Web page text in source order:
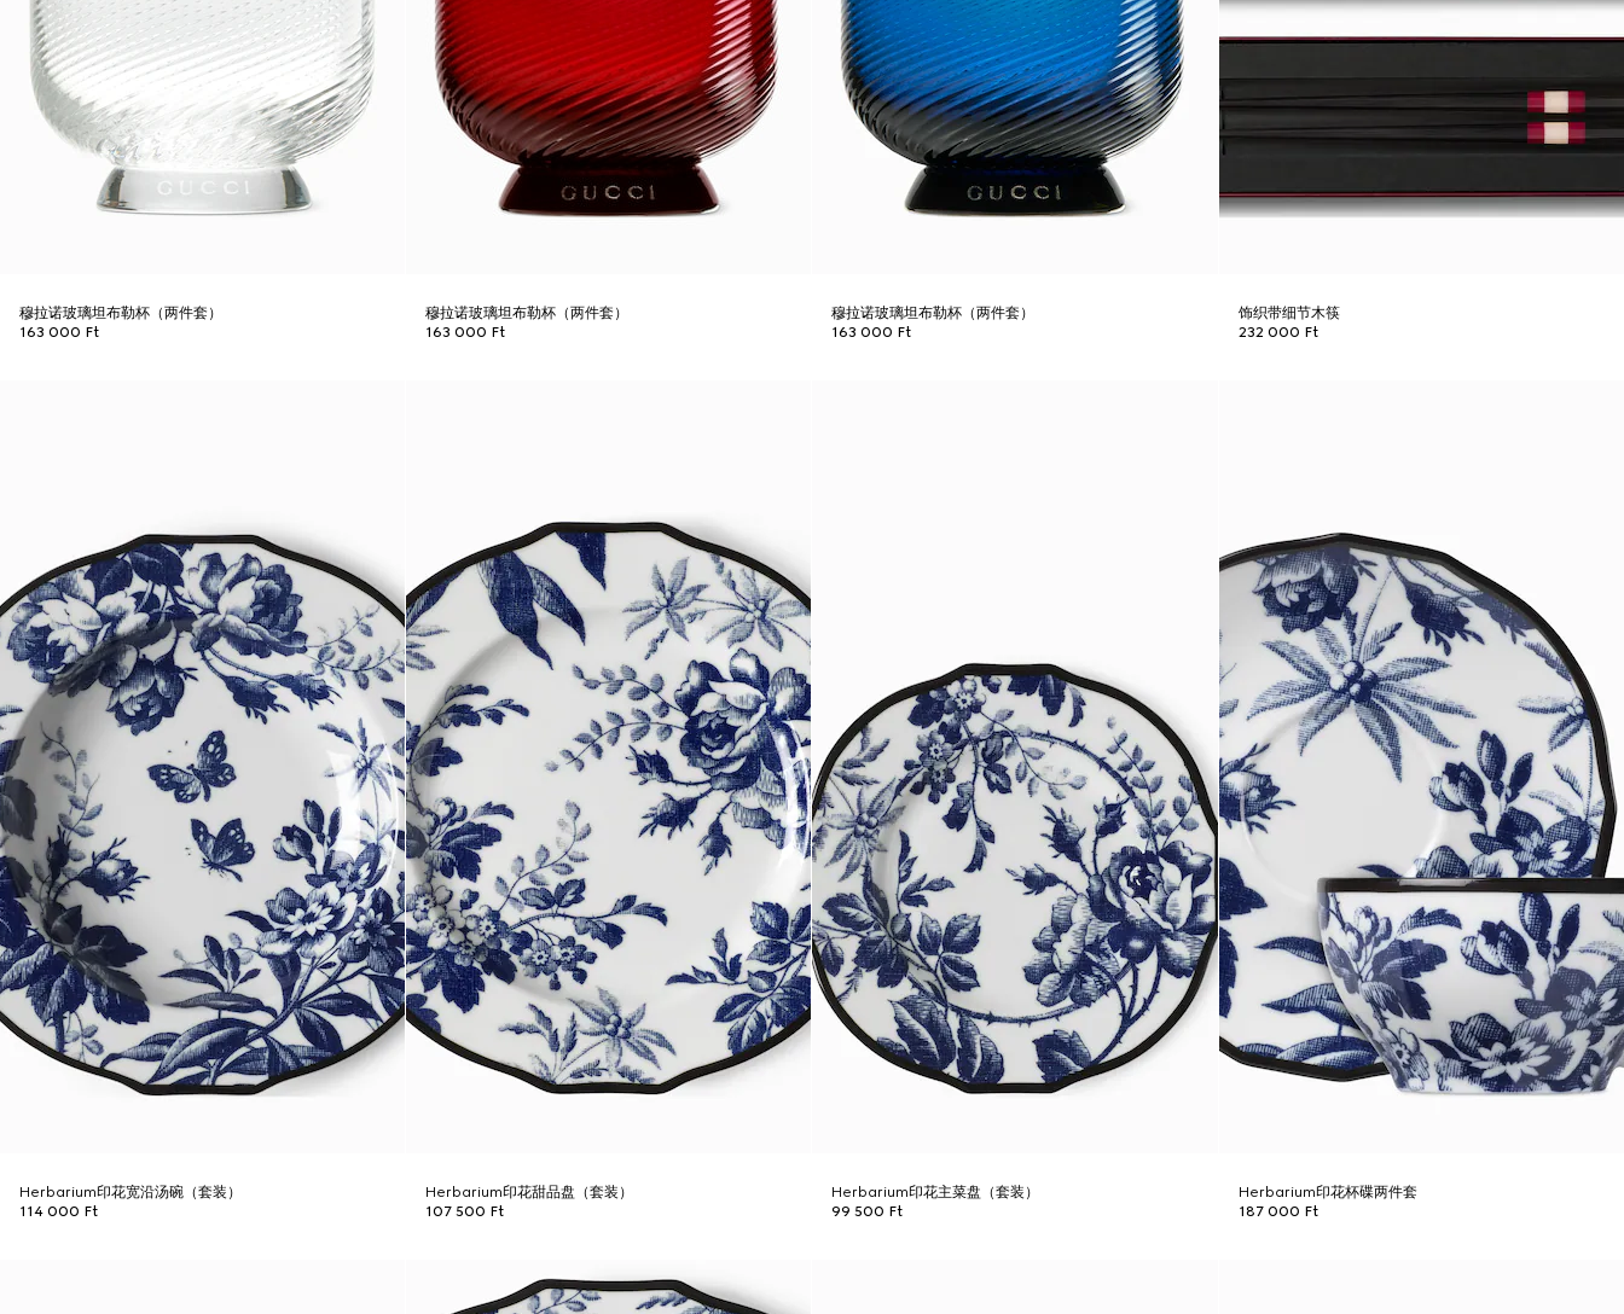
穆拉诺玻璃坦布勒杯（两件套）
163 000 Ft
穆拉诺玻璃坦布勒杯（两件套）
163 000 Ft
穆拉诺玻璃坦布勒杯（两件套）
163 000 Ft
饰织带细节木筷
232 000 Ft
Herbarium印花宽沿汤碗（套装）
114 000 Ft
Herbarium印花甜品盘（套装）
107 500 Ft
Herbarium印花主菜盘（套装）
99 500 Ft
Herbarium印花杯碟两件套
187 000 Ft